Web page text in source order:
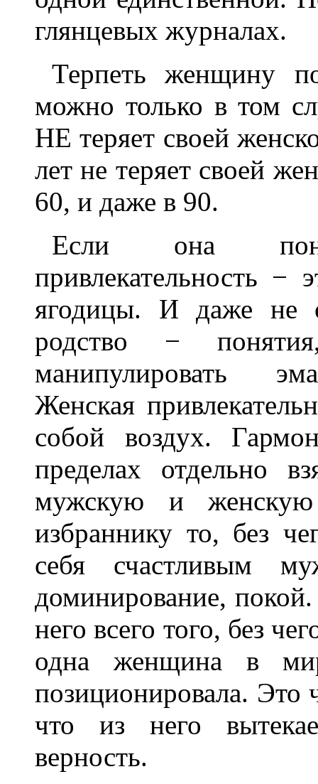
глянцевых журналах.
Терпеть женщину
можно только в том
НЕ теряет своей
лет не теряет своей
60, и даже в 90.
Если она
привлекательность −
ягодицы. И даже не
родство −
манипулировать
Женская
собой воздух.
пределах отдельно
мужскую и
избраннику то, без
себя счастливым
доминирование,
него всего того, без
одна женщина в
позиционировала. Это
что из него
верность.